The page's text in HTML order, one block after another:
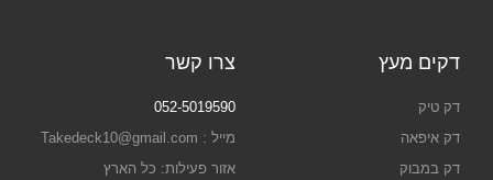
דקים מעץ
דק טיק
דק איפאה
דק במבוק
צרו קשר
052-5019590
מייל : Takedeck10@gmail.com
אזור פעילות: כל הארץ